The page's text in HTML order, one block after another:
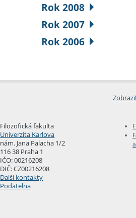
Rok 2008
Rok 2007
Rok 2006
Filozofická fakulta
Univerzita Karlova
nám. Jana Palacha 1/2
116 38 Praha 1
IČO: 00216208
DIČ: CZ00216208
Další kontakty
Podatelna